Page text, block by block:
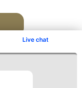
Live chat